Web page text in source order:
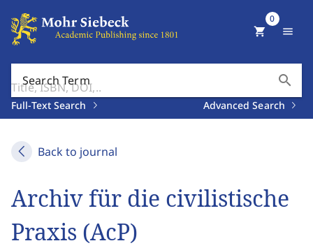
Search Term search
Full-Text Search Advanced Search
shopping_cart
0
menu
Back to journal
Archiv für die civilistische
Praxis (AcP)